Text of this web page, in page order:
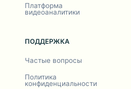
Платформа
видеоаналитики
ПОДДЕРЖКА
Частые вопросы
Политика
конфиденциальности